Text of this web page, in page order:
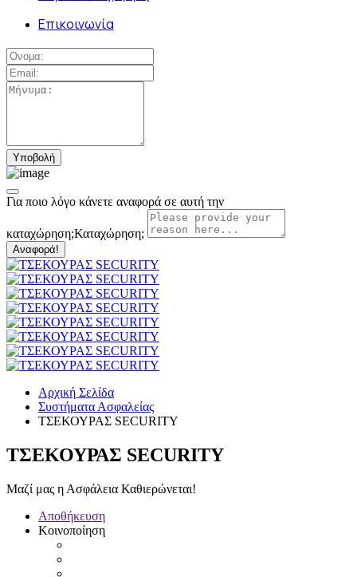
Επικοινωνία
Για ποιο λόγο κάνετε αναφορά σε αυτή την
καταχώρηση;Καταχώρηση;
Αναφορά!
Αρχική Σελίδα
Συστήματα Ασφαλείας
ΤΣΕΚΟΥΡΑΣ SECURITY
ΤΣΕΚΟΥΡΑΣ SECURITY
Μαζί μας η Ασφάλεια Καθιερώνεται!
Αποθήκευση
Κοινοποίηση